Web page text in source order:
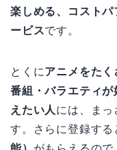
楽しめる、コスト
ービスです。
とくにアニメをた
番組・バラエティ
えたい人 には、まっ
す。さらに登録する